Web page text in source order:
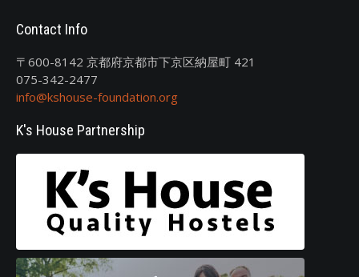
Contact Info
〒600-8142 京都府京都市下京区納屋町 421
075-342-2477
info@kshouse-foundation.org
K's House Partnership